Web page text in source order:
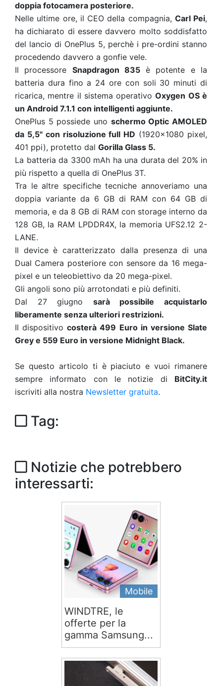
doppia fotocamera posteriore.
Nelle ultime ore, il CEO della compagnia, Carl Pei,
ha dichiarato di essere davvero molto soddisfatto
del lancio di OnePlus 5, perchè i pre-ordini stanno
procedendo davvero a gonfie vele.
Il processore Snapdragon 835è potente e la
batteria dura fino a 24 ore con soli 30 minuti di
ricarica, mentre il sistema operativoOxygen OS è
un Android 7.1.1 con intelligenti aggiunte.
OnePlus 5 possiede uno schermo Optic AMOLED
da 5,5" con risoluzione full HD (1920×1080 pixel,
401 ppi), protetto dal Gorilla Glass 5.
La batteria da 3300 mAh ha una durata del 20% in
più rispetto a quella di OnePlus 3T.
Tra le altre specifiche tecniche annoveriamo una
doppia variante da 6 GB di RAM con 64 GB di
memoria, e da 8 GB di RAM con storage interno da
128 GB, la RAM LPDDR4X, la memoria UFS2.12 2-
LANE.
Il device è caratterizzato dalla presenza di una
Dual Camera posteriore con sensore da 16 mega-
pixel e un teleobiettivo da 20 mega-pixel.
Gli angoli sono più arrotondati e più definiti.
Dal 27 giugno sarà possibile acquistarlo
liberamente senza ulteriori restrizioni.
Il dispositivocosterà 499 Euro in versione Slate
Grey e 559 Euro in versione Midnight Black.
Se questo articolo ti è piaciuto e vuoi rimanere
sempre informato con le notizie di BitCity.it
iscriviti alla nostra Newsletter gratuita.
Tag:
Notizie che potrebbero
interessarti:
Mobile
WINDTRE, le
offerte per la
gamma Samsung...